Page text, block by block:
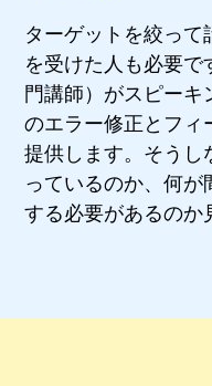
ターゲットを絞っ
を受けた人も必要で
門講師）がスピーキ
のエラー修正とフィ
提供します。そうし
っているのか、何
する必要があるのか